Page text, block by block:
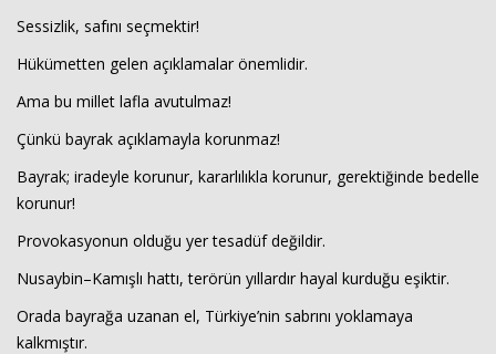
Sessizlik, safını seçmektir!
Hükümetten gelen açıklamalar önemlidir.
Ama bu millet lafla avutulmaz!
Çünkü bayrak açıklamayla korunmaz!
Bayrak; iradeyle korunur, kararlılıkla korunur, gerektiğinde bedelle
korunur!
Provokasyonun olduğu yer tesadüf değildir.
Nusaybin–Kamışlı hattı, terörün yıllardır hayal kurduğu eşiktir.
Orada bayrağa uzanan el, Türkiye’nin sabrını yoklamaya
kalkmıştır.